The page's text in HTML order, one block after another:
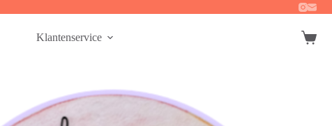
Klantenservice